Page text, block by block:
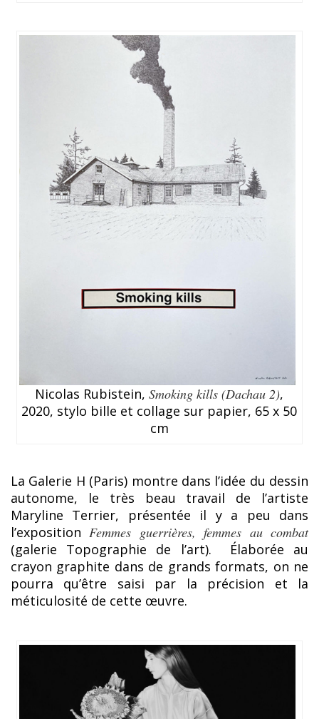
Nicolas Rubistein, Smoking kills (Dachau 2),
2020, stylo bille et collage sur papier, 65 x 50
cm
La Galerie H (Paris) montre dans l’idée du dessin
autonome, le très beau travail de l’artiste
Maryline Terrier, présentée il y a peu dans
l’expositionFemmes guerrières, femmes au combat
(galerie Topographie de l’art). Élaborée au
crayon graphite dans de grands formats, on ne
pourra qu’être saisi par la précision et la
méticulosité de cette œuvre.